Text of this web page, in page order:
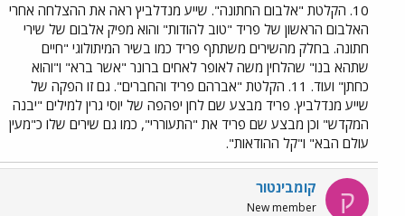
10. הקלטת "אלבום החתונה". שייע מנדלביץ ראה את ההצלחה אחרי
האלבום הראשון של פריד "טוב להודות" והוא מפיק אלבום של שירי
חתונה. בחלק מהשירים משתתף פריד כמו בשיר המיתולוגי "חיים
שתהא בנו" שהלחין משה לאופר לאחים ברונר "אשר ברא" ו"והוא
כחתן" ועוד. 11. הקלטת "אברהם פריד והחברים". גם זו הפקה של
שייע מנדלביץ. פריד מבצע שם לחן יפהפה של יוסי גרין למילים "יבנה
המקדש" וכן מבצע שם פריד את "התעוררי", כמו גם שירים שלו כ"מעין
עולם הבא" ו"קל ההודאות".
ק קומבינטור
New member